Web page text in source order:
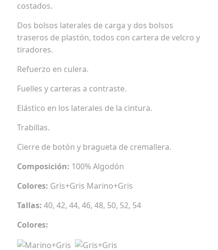
costados.
Dos bolsos laterales de carga y dos bolsos
traseros de plastón, todos con cartera de velcro y
tiradores.
Refuerzo en culera.
Fuelles y carteras a contraste.
Elástico en los laterales de la cintura.
Trabillas.
Cierre de botón y bragueta de cremallera.
Composición: 100% Algodón
Colores: Gris+Gris Marino+Gris
Tallas: 40, 42, 44, 46, 48, 50, 52, 54
Colores: